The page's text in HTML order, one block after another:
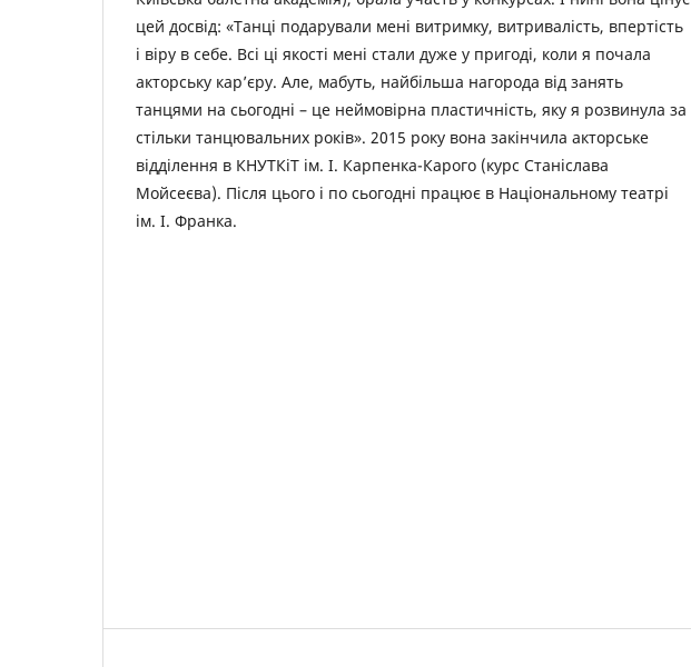
цей досвід: «Танці подарували мені витримку, витривалість, впертість
і віру в себе. Всі ці якості мені стали дуже у пригоді, коли я почала
акторську кар’єру. Але, мабуть, найбільша нагорода від занять
танцями на сьогодні – це неймовірна пластичність, яку я розвинула за
стільки танцювальних років». 2015 року вона закінчила акторське
відділення в КНУТКіТ ім. І. Карпенка-Карого (курс Станіслава
Мойсеєва). Після цього і по сьогодні працює в Національному театрі
ім. І. Франка.